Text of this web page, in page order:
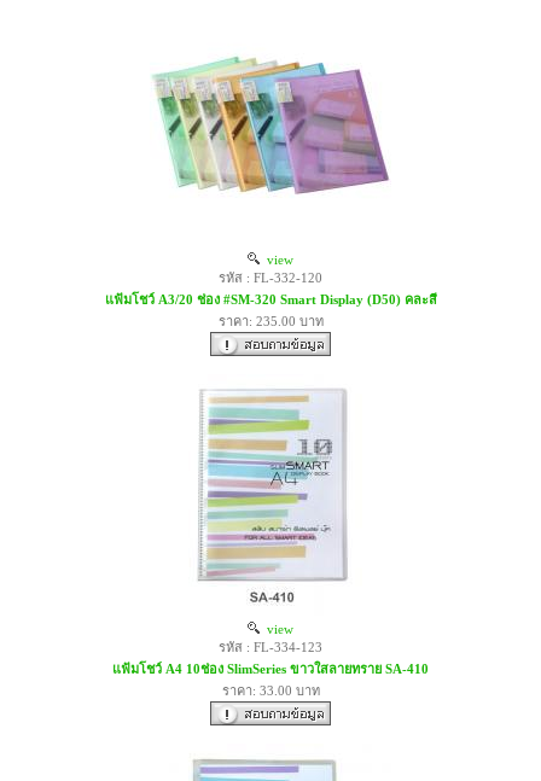
view
รหัส : FL-332-120
แฟ้มโชว์ A3/20 ช่อง #SM-320 Smart Display (D50) คละสี
ราคา: 235.00 บาท
view
รหัส : FL-334-123
แฟ้มโชว์ A4 10ช่อง SlimSeries ขาวใสลายทราย SA-410
ราคา: 33.00 บาท